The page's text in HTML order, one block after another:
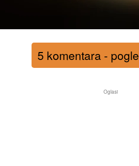
5 komentara -
Oglasi